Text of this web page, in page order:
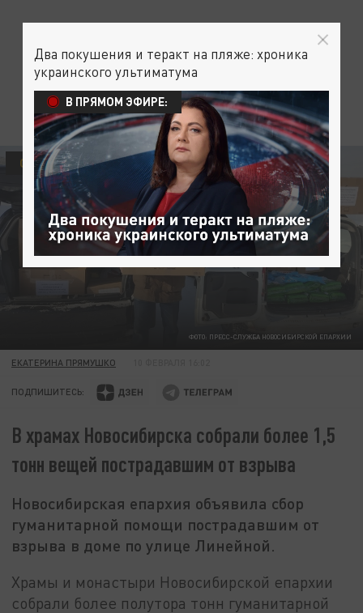
ФОТО: ПРЕСС-СЛУЖБА НОВОСИБИРСКОЙ ЕПАРХИИ
ОБЩЕСТВО
ЕКАТЕРИНА ПРЯМУШКО
ПОДПИШИТЕСЬ:
В храмах Новосибирска собрали более 1,5
тонн вещей пострадавшим от взрыва
Новосибирская епархия объявила сбор
гуманитарной помощи пострадавшим от
взрыва в доме по улице Линейной.
Храмы и монастыри Новосибирской епархии
собрали более полутора тонн гуманитарной
Два покушения и теракт на пляже: хроника
украинского ультиматума
В ПРЯМОМ ЭФИРЕ: